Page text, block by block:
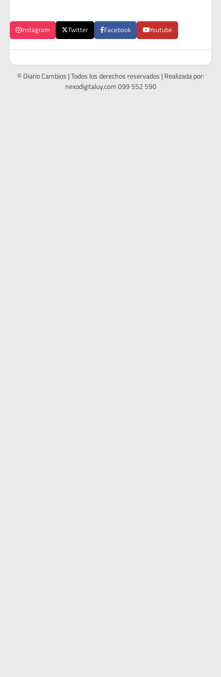
Instagram Twitter Facebook Youtube